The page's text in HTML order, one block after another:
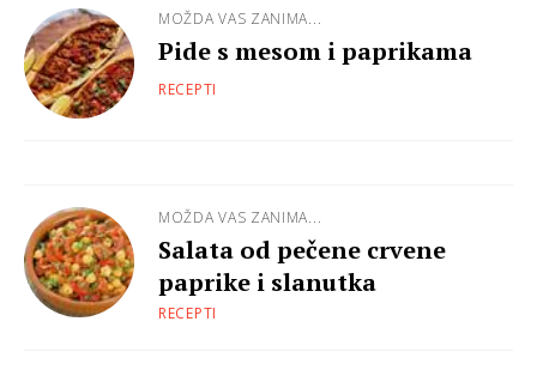
MOŽDA VAS ZANIMA...
Pide s mesom i paprikama
RECEPTI
MOŽDA VAS ZANIMA...
Salata od pečene crvene
paprike i slanutka
RECEPTI